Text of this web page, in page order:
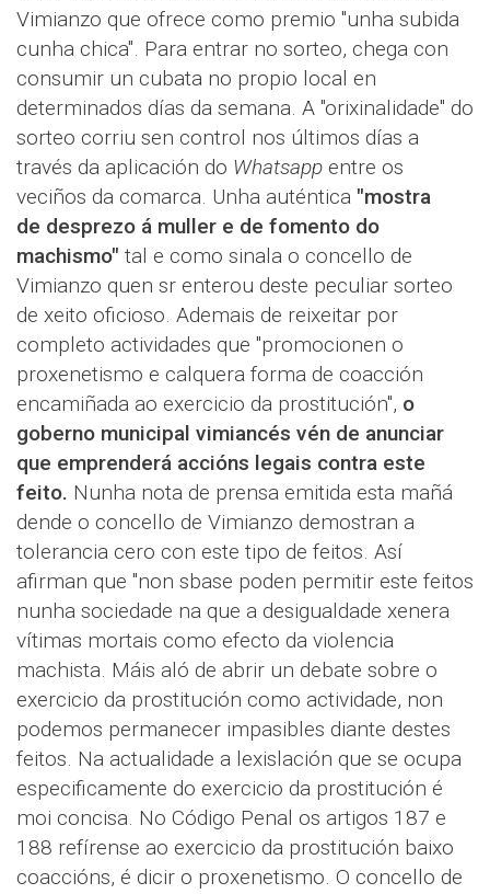
Vimianzo que ofrece como premio "unha subida
cunha chica". Para entrar no sorteo, chega con
consumir un cubata no propio local en
determinados días da semana. A "orixinalidade" do
sorteo corriu sen control nos últimos días a
través da aplicación do Whatsapp entre os
veciños da comarca. Unha auténtica "mostra
de desprezo á muller e de fomento do
machismo" tal e como sinala o concello de
Vimianzo quen sr enterou deste peculiar sorteo
de xeito oficioso. Ademais de reixeitar por
completo actividades que "promocionen o
proxenetismo e calquera forma de coacción
encamiñada ao exercicio da prostitución", o
goberno municipal vimiancés vén de anunciar
que emprenderá accións legais contra este
feito. Nunha nota de prensa emitida esta mañá
dende o concello de Vimianzo demostran a
tolerancia cero con este tipo de feitos. Así
afirman que "non sbase poden permitir este feitos
nunha sociedade na que a desigualdade xenera
vítimas mortais como efecto da violencia
machista. Máis aló de abrir un debate sobre o
exercicio da prostitución como actividade, non
podemos permanecer impasibles diante destes
feitos. Na actualidade a lexislación que se ocupa
especificamente do exercicio da prostitución é
moi concisa. No Código Penal os artigos 187 e
188 refírense ao exercicio da prostitución baixo
coaccións, é dicir o proxenetismo. O concello de